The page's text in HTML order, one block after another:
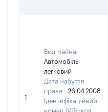
1
Вид майна:
Автомобіль
легковий
Дата набуття
права:
26.04.2008
Ідентифікаційний
номер (VIN-код,